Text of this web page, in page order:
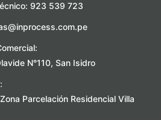
923 539 723
N°110, San Isidro
Parcelación Residencial Villa